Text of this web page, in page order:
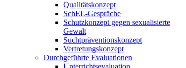
Qualitätskonzept
SchEL-Gespräche
Schutzkonzept gegen sexualisierte
Gewalt
Suchtpräventionskonzept
Vertretungskonzept
Durchgeführte Evaluationen
Unterrichtsevaluation